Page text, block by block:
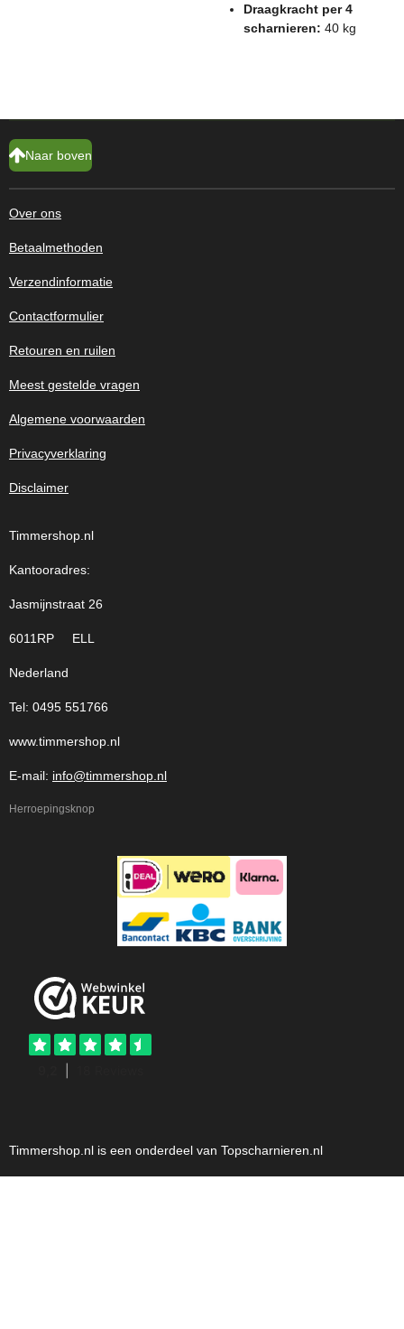
Draagkracht per 4
scharnieren: 40 kg
Naar boven
Over ons
Betaalmethoden
Verzendinformatie
Contactformulier
Retouren en ruilen
Meest gestelde vragen
Algemene voorwaarden
Privacyverklaring
Disclaimer
Timmershop.nl
Kantooradres:
Jasmijnstraat 26
6011RP ELL
Nederland
Tel: 0495 551766
www.timmershop.nl
E-mail: info@timmershop.nl
Herroepingsknop
Timmershop.nl is een onderdeel van Topscharnieren.nl